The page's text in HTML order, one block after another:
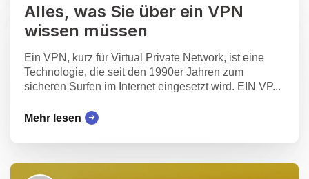
Alles, was Sie über ein VPN
wissen müssen
Ein VPN, kurz für Virtual Private Network, ist eine
Technologie, die seit den 1990er Jahren zum
sicheren Surfen im Internet eingesetzt wird. EIN VP...
Mehr lesen